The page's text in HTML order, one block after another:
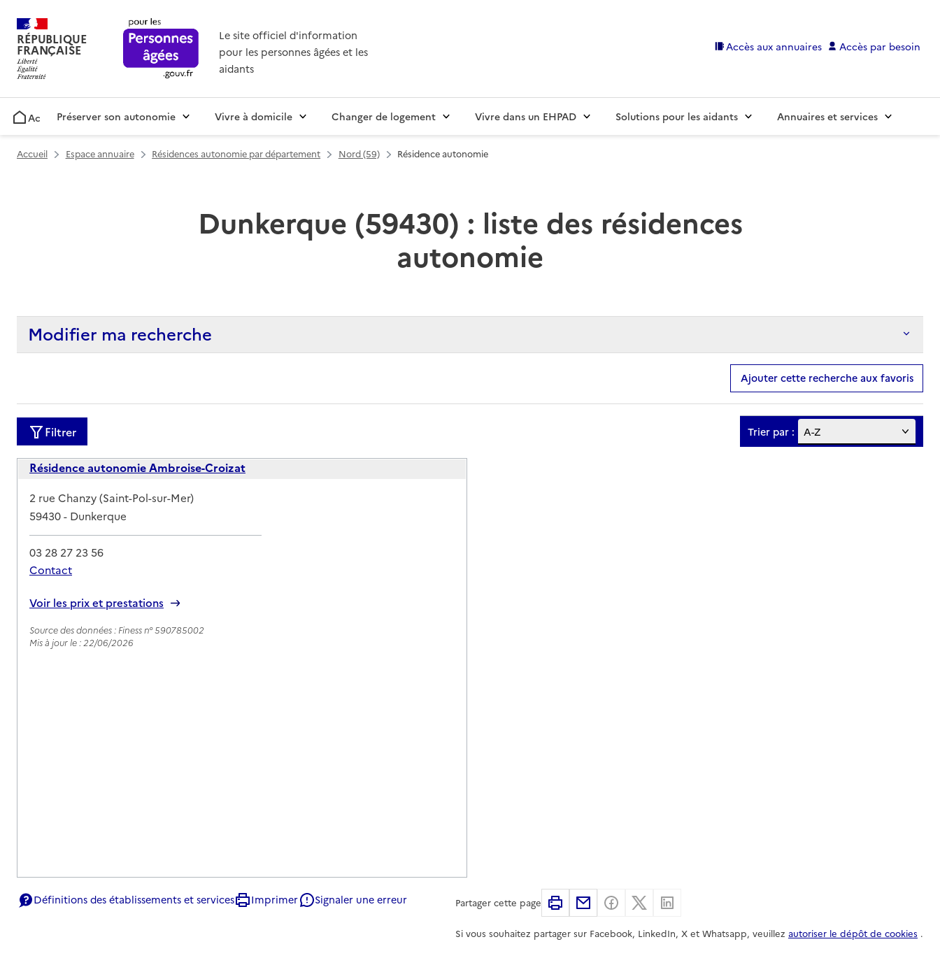
RÉPUBLIQUE
FRANÇAISE
Le site officiel d'information
pour les personnes âgées et les
aidants
Accès aux annuaires Accès par besoin
AccueilPréserver son autonomie Vivre à domicile Changer de logement Vivre dans un EHPAD Solutions pour les aidants Annuaires et services
Accueil Espace annuaire Résidences autonomie par département Nord (59) Résidence autonomie
Dunkerque (59430) : liste des résidences
autonomie
Modifier ma recherche
Ajouter cette recherche aux favoris
Filtrer Trier par :
Résidence autonomie Ambroise-Croizat
Adresse
2 rue Chanzy (Saint-Pol-sur-Mer)
59430- Dunkerque
03 28 27 23 56
Contact
Voir les prix et prestations
Source des données : Finess n° 590785002
Mis à jour le : 22/06/2026
Définitions des établissements et services Imprimer Signaler une erreur Partager cette page ImprimerPartager par email
Partager sur Facebook
Partager sur X
Si vous souhaitez partager sur Facebook, LinkedIn, X et Whatsapp, veuillez autoriser le dépôt de cookies .